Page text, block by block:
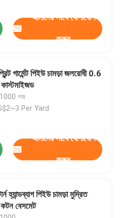
আমাদের সাথে যোগাযোগ
করুন
গার্মেন্ট পিইউ চামড়া জলরোধী 0.6
কাস্টমাইজড
গজ
Per Yard
আমাদের সাথে যোগাযোগ
করুন
হ্যান্ডব্যাগ পিইউ চামড়া মুদ্রিত
বেসমেট